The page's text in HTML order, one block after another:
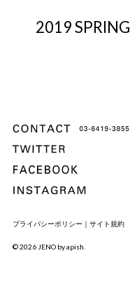
2019SPRING
プライバシーポリシー｜サイト規約
© 2026 JENO by apish.